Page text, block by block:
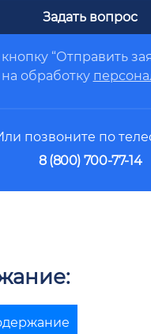
Задать вопрос
“Отправить
обработку
позвоните по
8 (800) 700-77-14